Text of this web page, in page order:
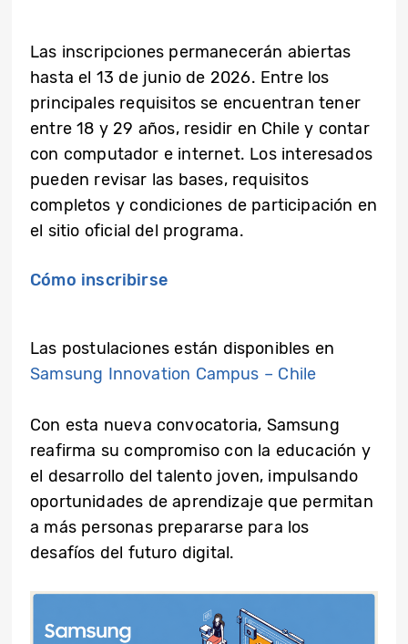
Las inscripciones permanecerán abiertas
hasta el 13 de junio de 2026. Entre los
principales requisitos se encuentran tener
entre 18 y 29 años, residir en Chile y contar
con computador e internet. Los interesados
pueden revisar las bases, requisitos
completos y condiciones de participación en
el sitio oficial del programa.
Cómo inscribirse
Las postulaciones están disponibles en
Samsung Innovation Campus – Chile
Con esta nueva convocatoria, Samsung
reafirma su compromiso con la educación y
el desarrollo del talento joven, impulsando
oportunidades de aprendizaje que permitan
a más personas prepararse para los
desafíos del futuro digital.